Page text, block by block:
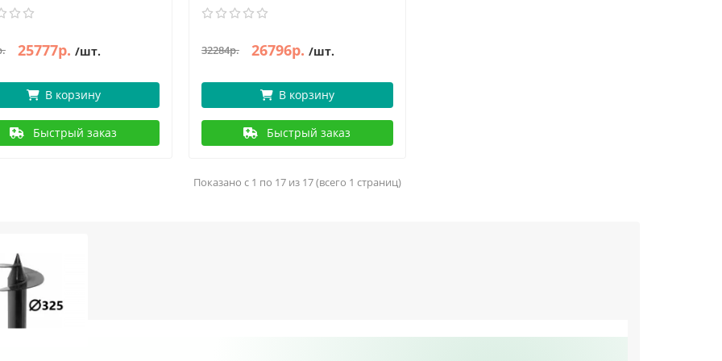
25777р. /шт.
В корзину
Быстрый заказ
32284р. 26796р. /шт.
В корзину
Быстрый заказ
Показано с 1 по 17 из 17 (всего 1 страниц)